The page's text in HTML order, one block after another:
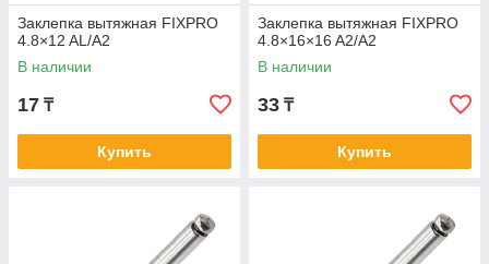
Заклепка вытяжная FIXPRO
4.8×12 AL/A2
В наличии
17 ₸
Купить
Заклепка вытяжная FIXPRO
4.8×16×16 A2/A2
В наличии
33 ₸
Купить